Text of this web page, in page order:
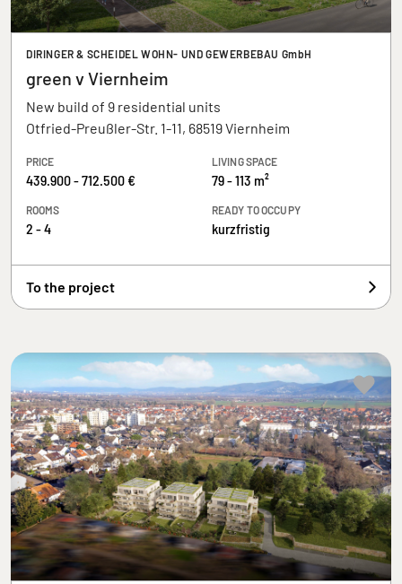
DIRINGER & SCHEIDEL WOHN- UND GEWERBEBAU GmbH
green v Viernheim
New build of 9 residential units
Otfried-Preußler-Str. 1-11, 68519 Viernheim
PRICE
439.900 - 712.500 €
LIVING SPACE
79 - 113 m²
ROOMS
2 - 4
READY TO OCCUPY
kurzfristig
To the project